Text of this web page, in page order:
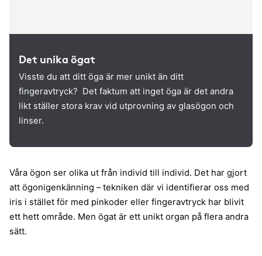
Det unika ögat
Visste du att ditt öga är mer unikt än ditt
fingeravtryck? Det faktum att inget öga är det andra
likt ställer stora krav vid utprovning av glasögon och
linser.
Våra ögon ser olika ut från individ till individ. Det har gjort
att ögonigenkänning – tekniken där vi identifierar oss med
iris i stället för med pinkoder eller fingeravtryck har blivit
ett hett område. Men ögat är ett unikt organ på flera andra
sätt.